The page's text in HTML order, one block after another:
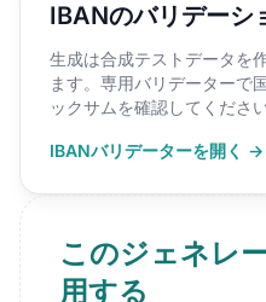
IBANのバリデーシ
生成は合成テストデータを
ます。専用バリデーターで
ックサムを確認してください
IBANバリデーターを開く →
このジェネレ
用する